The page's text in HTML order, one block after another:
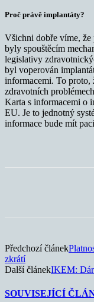
Proč právě implantáty?
Všichni dobře víme, že
byly spouštěcím
legislativy
byl voperován
informacemi. To
zdravotních
Karta s informacemi o
EU. Je to jednotný
informace bude mít
Předchozí článek
zkrátí
Další článekIKEM:
SOUVISEJÍCÍ